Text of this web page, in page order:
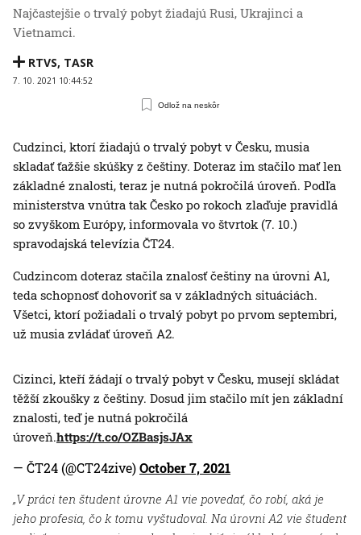
Najčastejšie o trvalý pobyt žiadajú Rusi, Ukrajinci a
Vietnamci.
RTVS, TASR
7. 10. 2021 10:44:52
Odlož na neskôr
Cudzinci, ktorí žiadajú o trvalý pobyt v Česku, musia
skladať ťažšie skúšky z češtiny. Doteraz im stačilo mať len
základné znalosti, teraz je nutná pokročilá úroveň. Podľa
ministerstva vnútra tak Česko po rokoch zlaďuje pravidlá
so zvyškom Európy, informovala vo štvrtok (7. 10.)
spravodajská televízia ČT24.
Cudzincom doteraz stačila znalosť češtiny na úrovni A1,
teda schopnosť dohovoriť sa v základných situáciách.
Všetci, ktorí požiadali o trvalý pobyt po prvom septembri,
už musia zvládať úroveň A2.
Cizinci, kteří žádají o trvalý pobyt v Česku, musejí skládat
těžší zkoušky z češtiny. Dosud jim stačilo mít jen základní
znalosti, teď je nutná pokročilá
úroveň.https://t.co/OZBasjsJAx
— ČT24 (@CT24zive)October 7, 2021
„V práci ten študent úrovne A1 vie povedať, čo robí, aká je
jeho profesia, čo k tomu vyštudoval. Na úrovni A2 vie študent